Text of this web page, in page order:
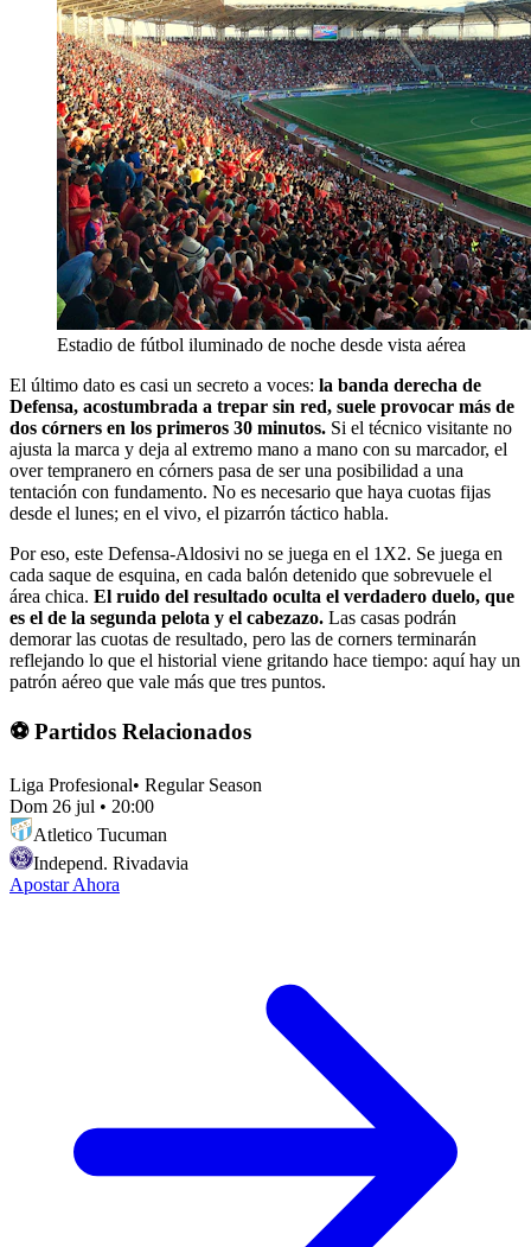
Estadio de fútbol iluminado de noche desde vista aérea
El último dato es casi un secreto a voces: la banda derecha de
Defensa, acostumbrada a trepar sin red, suele provocar más de
dos córners en los primeros 30 minutos. Si el técnico visitante no
ajusta la marca y deja al extremo mano a mano con su marcador, el
over tempranero en córners pasa de ser una posibilidad a una
tentación con fundamento. No es necesario que haya cuotas fijas
desde el lunes; en el vivo, el pizarrón táctico habla.
Por eso, este Defensa-Aldosivi no se juega en el 1X2. Se juega en
cada saque de esquina, en cada balón detenido que sobrevuele el
área chica. El ruido del resultado oculta el verdadero duelo, que
es el de la segunda pelota y el cabezazo. Las casas podrán
demorar las cuotas de resultado, pero las de corners terminarán
reflejando lo que el historial viene gritando hace tiempo: aquí hay un
patrón aéreo que vale más que tres puntos.
⚽ Partidos Relacionados
Liga Profesional• Regular Season
Dom 26 jul • 20:00
Atletico Tucuman
Independ. Rivadavia
Apostar Ahora